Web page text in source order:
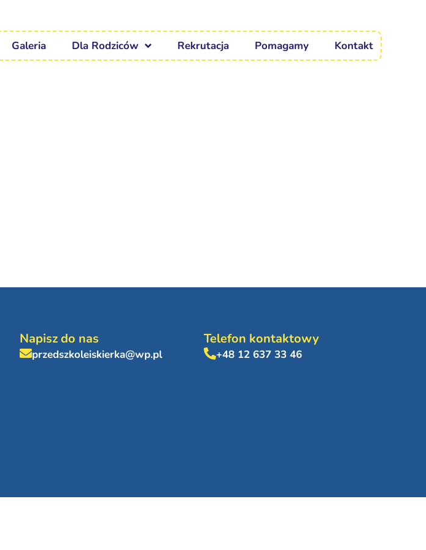
Galeria Dla Rodziców Rekrutacja Pomagamy Kontakt
Napisz do nas
przedszkoleiskierka@wp.pl
Telefon kontaktowy
+48 12 637 33 46